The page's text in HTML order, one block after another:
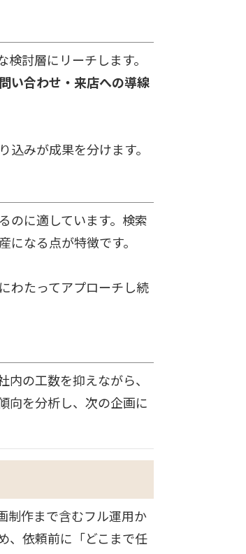
討層にリーチします。
い合わせ・来店への導線
みが成果を分けます。
のに適しています。検索
なる点が特徴です。
わたってアプローチし続
の工数を抑えながら、
向を分析し、次の企画に
制作まで含むフル運用か
、依頼前に「どこまで任